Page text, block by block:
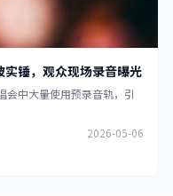
锤，观众现场录音曝光
会中大量使用预录音轨，引
2026-05-06